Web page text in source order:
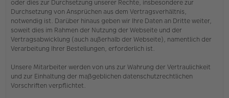
oder dies zur Durchsetzung unserer Rechte, insbesondere zur
Durchsetzung von Ansprüchen aus dem Vertragsverhältnis,
notwendig ist. Darüber hinaus geben wir Ihre Daten an Dritte weiter,
soweit dies im Rahmen der Nutzung der Webseite und der
Vertragsabwicklung (auch außerhalb der Webseite), namentlich der
Verarbeitung Ihrer Bestellungen, erforderlich ist.
Unsere Mitarbeiter werden von uns zur Wahrung der Vertraulichkeit
und zur Einhaltung der maßgeblichen datenschutzrechtlichen
Vorschriften verpflichtet.